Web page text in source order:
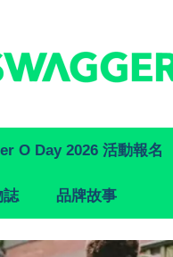
O Day 2026 活動報名
誌 品牌故事